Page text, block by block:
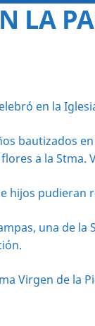
LA
en la
bautizados
a la Stma.
hijos pudieran
una de la
Virgen de la